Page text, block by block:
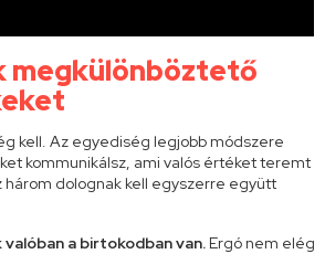
megkülönböztető
kell. Az egyediség legjobb módszere
kommunikálsz, ami valós értéket teremt
három dolognak kell egyszerre együtt
a birtokodban van. Ergó nem elég